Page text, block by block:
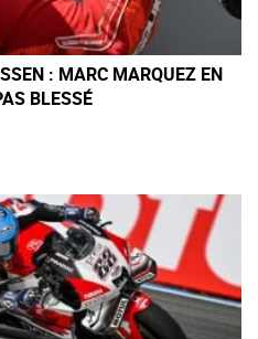
: MARC MARQUEZ EN
BLESSÉ